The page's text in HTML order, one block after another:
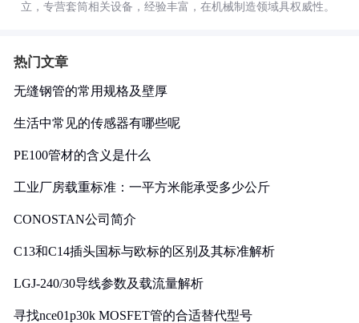
立，专营套筒相关设备，经验丰富，在机械制造领域具权威性。
热门文章
无缝钢管的常用规格及壁厚
生活中常见的传感器有哪些呢
PE100管材的含义是什么
工业厂房载重标准：一平方米能承受多少公斤
CONOSTAN公司简介
C13和C14插头国标与欧标的区别及其标准解析
LGJ-240/30导线参数及载流量解析
寻找nce01p30k MOSFET管的合适替代型号